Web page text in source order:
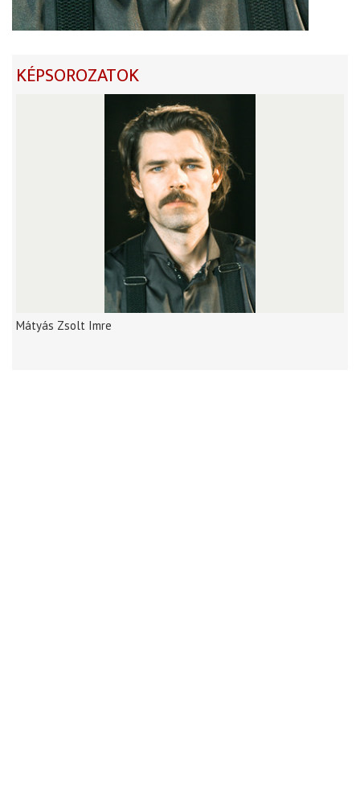
KÉPSOROZATOK
Mátyás Zsolt Imre